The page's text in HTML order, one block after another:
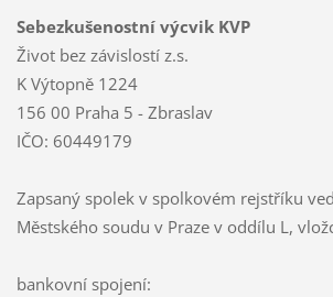
Sebezkušenostní výcvik KVP
Život bez závislostí z.s.
K Výtopně 1224
156 00 Praha 5 - Zbraslav
IČO: 60449179
Zapsaný spolek v spolkovém rejstříku
Městského soudu v Praze v oddílu L,
bankovní spojení: